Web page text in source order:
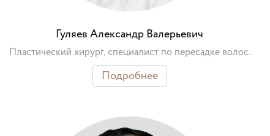
Гуляев Александр Валерьевич
Пластический хирург, специалист по пересадке волос.
Подробнее